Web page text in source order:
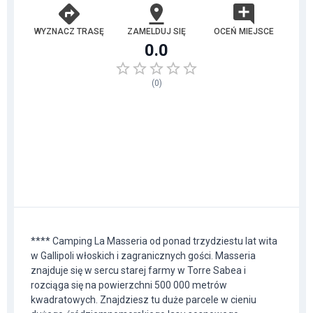
WYZNACZ TRASĘ ZAMELDUJ SIĘ OCEŃ MIEJSCE
0.0
(0)
**** Camping La Masseria od ponad trzydziestu lat wita
w Gallipoli włoskich i zagranicznych gości. Masseria
znajduje się w sercu starej farmy w Torre Sabea i
rozciąga się na powierzchni 500 000 metrów
kwadratowych. Znajdziesz tu duże parcele w cieniu